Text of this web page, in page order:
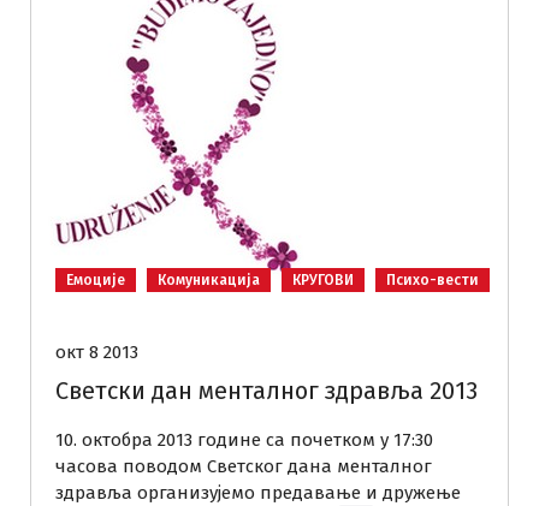
Емоције Комуникација КРУГОВИ Психо-вести
окт 8 2013
Светски дан менталног здравља 2013
10. октобра 2013 године са почетком у 17:30
часова поводом Светског дана менталног
здравља организујемо предавање и дружење